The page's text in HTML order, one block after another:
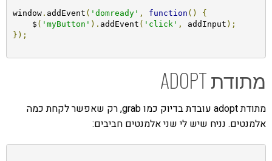
window. addEvent ( 'domready' , function ()
{
    $
( 'myButton' ). addEvent ( 'click' , addInput );
});
מתודת ADOPT
מתודת adopt עובדת בדיוק כמו grab, רק שאפשר לקחת כמה
אלמנטים. נניח שיש לי שני אלמנטים חביבים: